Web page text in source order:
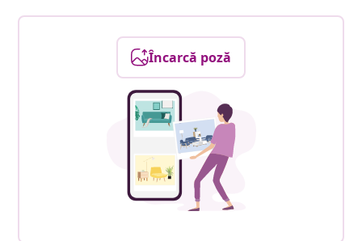
Încarcă poză